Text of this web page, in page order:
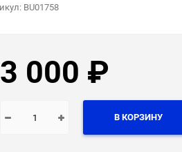
BU01758
3 000 ₽
В КОРЗИНУ